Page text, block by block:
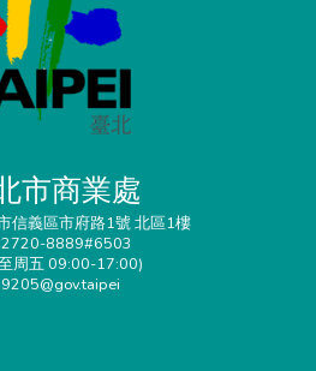
市商業處
信義區市府路1號 北區1樓
8889#6503
周五 09:00-17:00)